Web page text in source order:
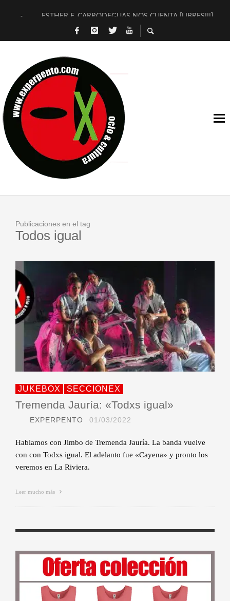
ESTHER F. CARRODEGUAS NOS CUENTA [LIBRES!!!]
[TERRA DE GUAPES] DE SANDRA MONFORT
TIMBRE 4, LA ESCUELA DEL DIRECTOR TEATRAL CLAUDIO
30 AÑOS (NO ES NADA) DE LA KATARSIS DEL TOMATAZO
MILITARES JUDÍAS EN #EXVITA
D’BALDOMEROS REINVENTAN [BITÁCORA 3.0] EN EXVITA
MARSHALL FLASH PRESENTA EN EXVITA [RELATIVA
JOFRE BARDAGÍ EN EXVITA INTERPRETANDO A SERRAT
Publicaciones en el tag
Todos igual
JUKEBOX SECCIONEX
Tremenda Jauría: «Todxs igual»
EXPERPENTO 01/03/2022
Hablamos con Jimbo de Tremenda Jauría. La banda vuelve
con con Todxs igual. El adelanto fue «Cayena» y pronto los
veremos en La Riviera.
Leer mucho más